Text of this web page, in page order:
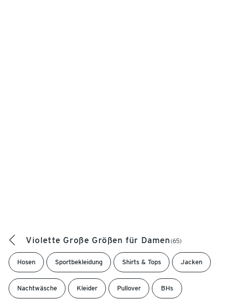
Violette Große Größen für Damen(65)
Hosen Sportbekleidung Shirts & Tops Jacken
Nachtwäsche Kleider Pullover BHs